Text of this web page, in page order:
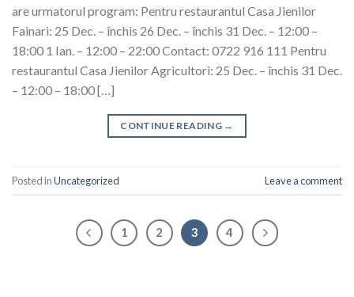
are urmatorul program: Pentru restaurantul Casa Jienilor
Fainari: 25 Dec. – închis 26 Dec. – închis 31 Dec. – 12:00 –
18:00 1 Ian. – 12:00 – 22:00 Contact: 0722 916 111 Pentru
restaurantul Casa Jienilor Agricultori: 25 Dec. – închis 31 Dec.
– 12:00 – 18:00 […]
CONTINUE READING →
Posted inUncategorized Leave a comment
1 2 3 4